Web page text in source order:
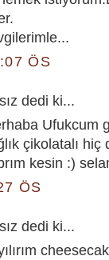
ÖS
dedi ki...
Ufukcum
çikolatalı
kesin :)
ÖS
dedi ki...